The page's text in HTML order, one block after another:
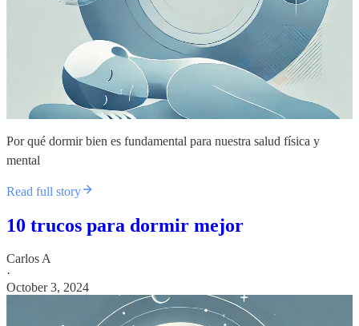
Por qué dormir bien es fundamental para nuestra salud física y
mental
Read full story
10 trucos para dormir mejor
Carlos A
·
October 3, 2024